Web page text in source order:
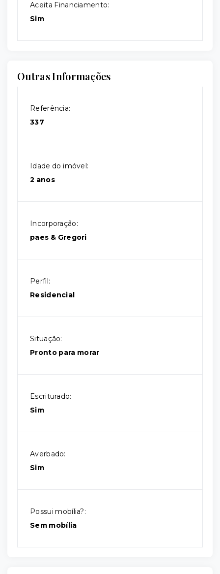
Aceita Financiamento:
Sim
Outras Informações
Referência:
337
Idade do imóvel:
2 anos
Incorporação:
paes & Gregori
Perfil:
Residencial
Situação:
Pronto para morar
Escriturado:
Sim
Averbado:
Sim
Possui mobília?:
Sem mobília